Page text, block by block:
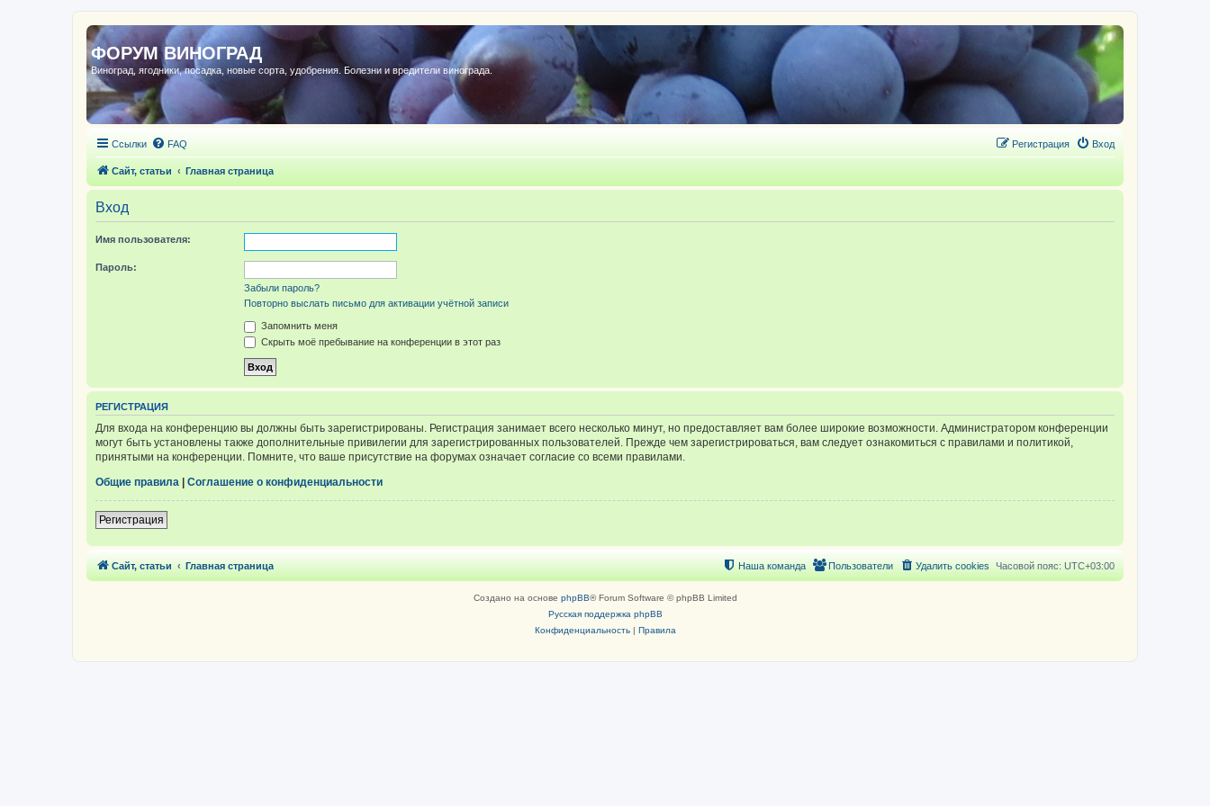
ФОРУМ ВИНОГРАД
Виноград, ягодники, посадка, новые сорта, удобрения. Болезни и вредители винограда.
Ссылки FAQ Вход
Регистрация
Сайт, статьи Главная страница
Вход
Имя пользователя:
Пароль:
Забыли пароль?
Повторно выслать письмо для активации учётной записи
Запомнить меня
Скрыть моё пребывание на конференции в этот раз
РЕГИСТРАЦИЯ
Для входа на конференцию вы должны быть зарегистрированы. Регистрация занимает всего несколько минут, но предоставляет вам более широкие возможности. Администратором конференции
могут быть установлены также дополнительные привилегии для зарегистрированных пользователей. Прежде чем зарегистрироваться, вам следует ознакомиться с правилами и политикой,
принятыми на конференции. Помните, что ваше присутствие на форумах означает согласие со всеми правилами.
Общие правила | Соглашение о конфиденциальности
Регистрация
Сайт, статьи Главная страница Часовой пояс: UTC+03:00
Удалить cookies
Пользователи
Наша команда
Создано на основе phpBB® Forum Software © phpBB Limited
Русская поддержка phpBB
Конфиденциальность| Правила